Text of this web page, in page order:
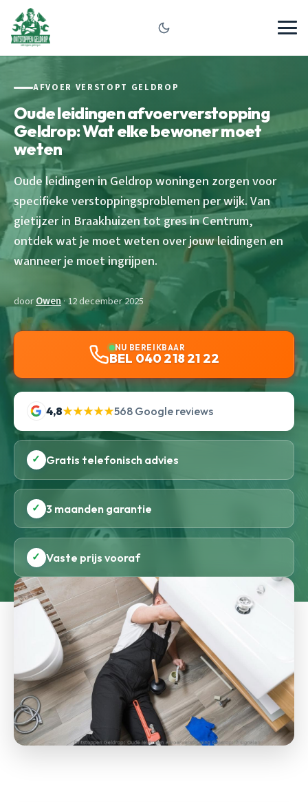
AFVOER VERSTOPT GELDROP
Oude leidingen afvoerverstopping
Geldrop: Wat elke bewoner moet
weten
Oude leidingen in Geldrop woningen zorgen voor
specifieke verstoppingsproblemen per wijk. Van
gietijzer in Braakhuizen tot gres in Centrum,
ontdek wat je moet weten over jouw leidingen en
wanneer je moet ingrijpen.
doorOwen· 12 december 2025
NU BEREIKBAAR
BEL 040 218 21 22
4,8★★★★★568 Google reviews
✓ Gratis telefonisch advies
✓ 3 maanden garantie
✓ Vaste prijs vooraf